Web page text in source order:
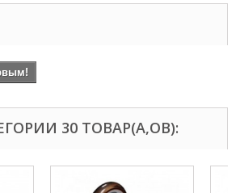
30 ТОВАР(А,ОВ):